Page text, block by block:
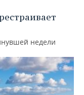
недели